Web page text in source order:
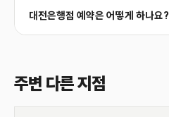
대전은행점 예약은 어떻게 하나요?
주변 다른 지점